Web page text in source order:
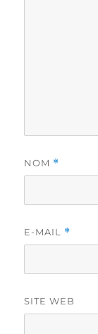
NOM *
E-MAIL *
SITE WEB